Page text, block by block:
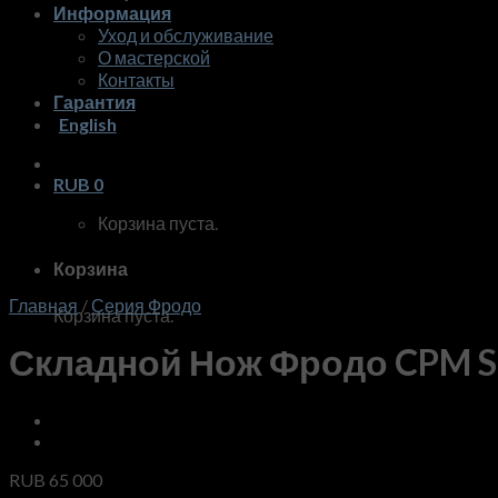
Информация
Уход и обслуживание
О мастерской
Контакты
Гарантия
English
RUB 0
Корзина пуста.
Корзина
Корзина пуста.
Главная / Серия Фродо
Складной Нож Фродо CPM
RUB 65 000